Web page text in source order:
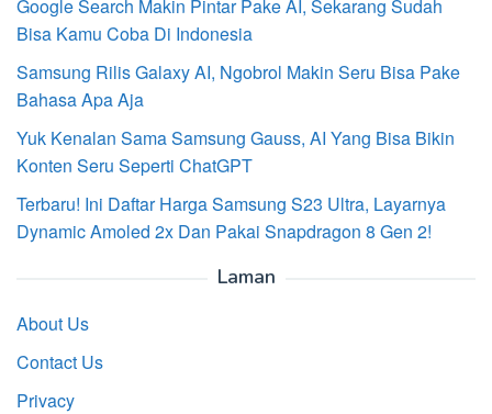
Google Search Makin Pintar Pake AI, Sekarang Sudah
Bisa Kamu Coba Di Indonesia
Samsung Rilis Galaxy AI, Ngobrol Makin Seru Bisa Pake
Bahasa Apa Aja
Yuk Kenalan Sama Samsung Gauss, AI Yang Bisa Bikin
Konten Seru Seperti ChatGPT
Terbaru! Ini Daftar Harga Samsung S23 Ultra, Layarnya
Dynamic Amoled 2x Dan Pakai Snapdragon 8 Gen 2!
Laman
About Us
Contact Us
Privacy